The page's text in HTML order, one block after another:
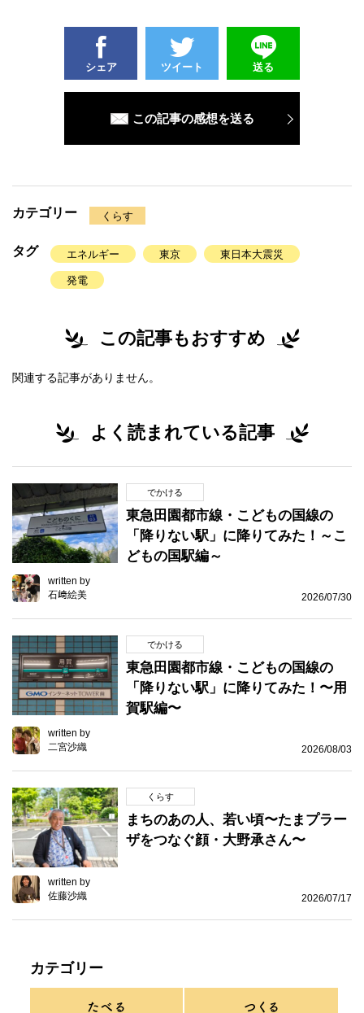
シェア ツイート 送る
この記事の感想を送る
カテゴリー くらす
タグ エネルギー 東京 東日本大震災
発電
この記事もおすすめ
関連する記事がありません。
よく読まれている記事
でかける
東急田園都市線・こどもの国線の
「降りない駅」に降りてみた！～こ
どもの国駅編～
written by
石﨑絵美
2026/07/30
でかける
東急田園都市線・こどもの国線の
「降りない駅」に降りてみた！〜用
賀駅編〜
written by
二宮沙織
2026/08/03
くらす
まちのあの人、若い頃〜たまプラー
ザをつなぐ顔・大野承さん〜
written by
佐藤沙織
2026/07/17
カテゴリー